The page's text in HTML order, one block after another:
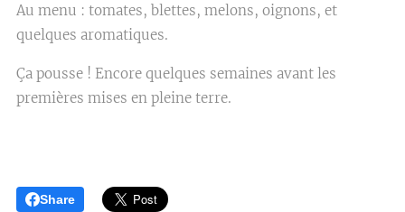
Au menu : tomates, blettes, melons, oignons, et
quelques aromatiques.
Ça pousse ! Encore quelques semaines avant les
premières mises en pleine terre.
Share